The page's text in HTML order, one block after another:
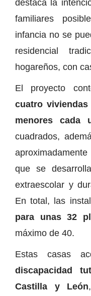
destaca la
familiares
infancia no se
residencial
hogareños, con
El proyecto
cuatro
menores cada
cuadrados,
que se
extraescolar y
En total, las
para unas 32
máximo de 40.
Estas casas
discapacidad
Castilla y León